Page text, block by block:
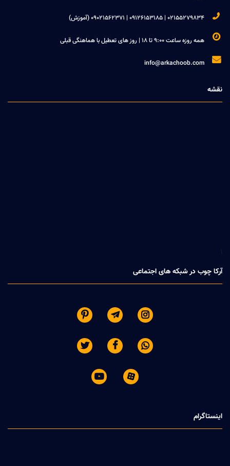
 02155279834 | 09126153185 | 09021562371 (آموزش)
 همه روزه ساعت 9:00 تا 18 | روز های تعطیل با هماهنگی قبلی

info@arkachoob.com
نقشه
1
آرکا چوب در شبکه های اجتماعی








اینستاگرام